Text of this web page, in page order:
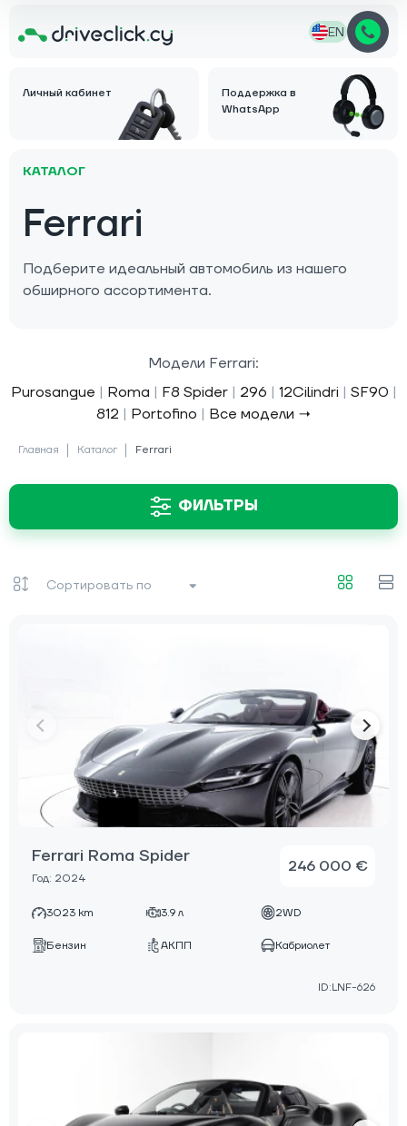
EN
Личный кабинет
Поддержка в
WhatsApp
КАТАЛОГ
Ferrari
Подберите идеальный автомобиль из нашего
обширного ассортимента.
Модели Ferrari:
Purosangue | Roma | F8 Spider| 296 | 12Cilindri | SF90 |
812 | Portofino | Все модели →
Главная Каталог Ferrari
ФИЛЬТРЫ
Ferrari Roma Spider
Год: 2024
246 000 €
3023 km 3.9 л 2WD
Бензин АКПП Кабриолет
ID:LNF-626